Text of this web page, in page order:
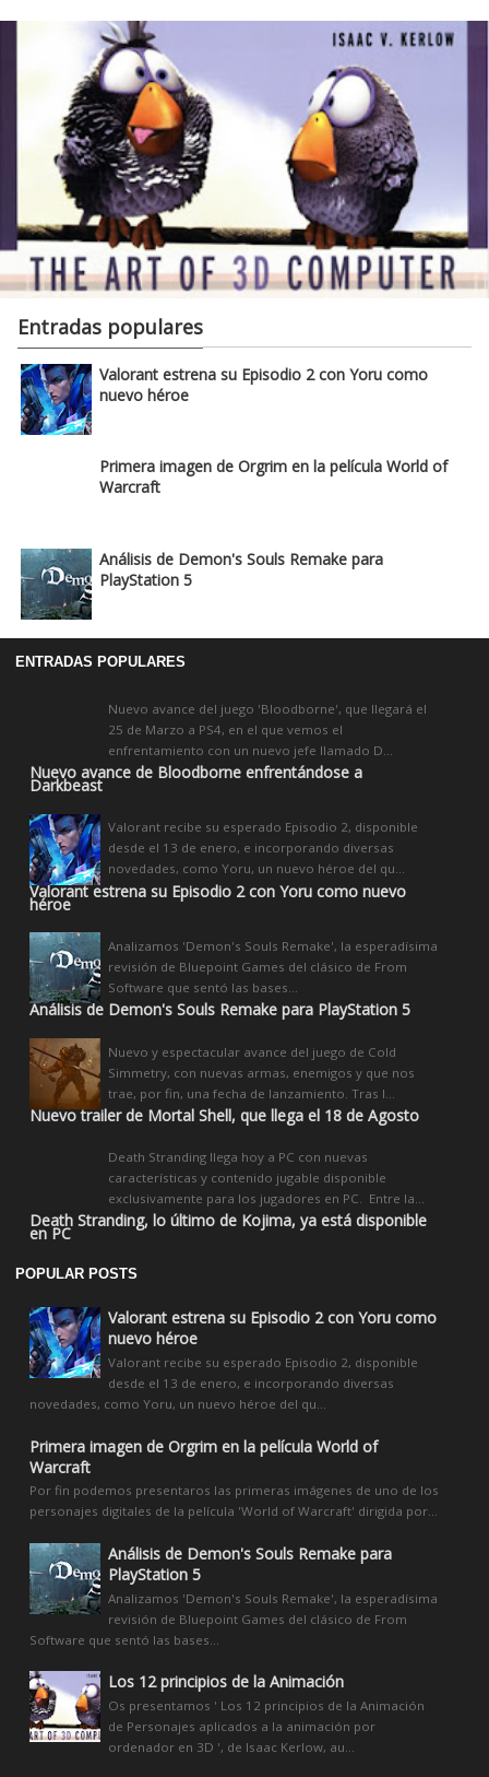
Entradas populares
Valorant estrena su Episodio 2 con Yoru como
nuevo héroe
Primera imagen de Orgrim en la película World of
Warcraft
Análisis de Demon's Souls Remake para
PlayStation 5
ENTRADAS POPULARES
Nuevo avance de Bloodborne enfrentándose a
Darkbeast
Nuevo avance del juego 'Bloodborne', que llegará el
25 de Marzo a PS4, en el que vemos el
enfrentamiento con un nuevo jefe llamado D...
Valorant estrena su Episodio 2 con Yoru como nuevo
héroe
Valorant recibe su esperado Episodio 2, disponible
desde el 13 de enero, e incorporando diversas
novedades, como Yoru, un nuevo héroe del qu...
Análisis de Demon's Souls Remake para PlayStation 5
Analizamos 'Demon's Souls Remake', la esperadísima
revisión de Bluepoint Games del clásico de From
Software que sentó las bases...
Nuevo trailer de Mortal Shell, que llega el 18 de Agosto
Nuevo y espectacular avance del juego de Cold
Simmetry, con nuevas armas, enemigos y que nos
trae, por fin, una fecha de lanzamiento. Tras l...
Death Stranding, lo último de Kojima, ya está disponible
en PC
Death Stranding llega hoy a PC con nuevas
características y contenido jugable disponible
exclusivamente para los jugadores en PC. Entre la...
POPULAR POSTS
Valorant estrena su Episodio 2 con Yoru como
nuevo héroe
Valorant recibe su esperado Episodio 2, disponible
desde el 13 de enero, e incorporando diversas
novedades, como Yoru, un nuevo héroe del qu...
Primera imagen de Orgrim en la película World of
Warcraft
Por fin podemos presentaros las primeras imágenes de uno de los
personajes digitales de la película 'World of Warcraft' dirigida por...
Análisis de Demon's Souls Remake para
PlayStation 5
Analizamos 'Demon's Souls Remake', la esperadísima
revisión de Bluepoint Games del clásico de From
Software que sentó las bases...
Los 12 principios de la Animación
Os presentamos ' Los 12 principios de la Animación
de Personajes aplicados a la animación por
ordenador en 3D ', de Isaac Kerlow, au...